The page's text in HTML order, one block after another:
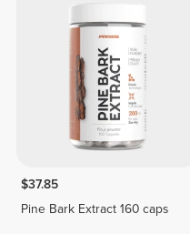
$37.85
Pine Bark Extract 160 caps